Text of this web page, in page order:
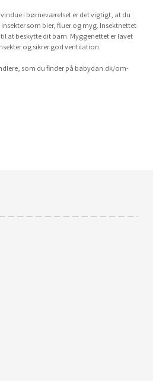
i børneværelset er det vigtigt, at du
som bier, fluer og myg. Insektnettet
at beskytte dit barn. Myggenettet er lavet
og sikrer god ventilation.
som du finder på babydan.dk/om-